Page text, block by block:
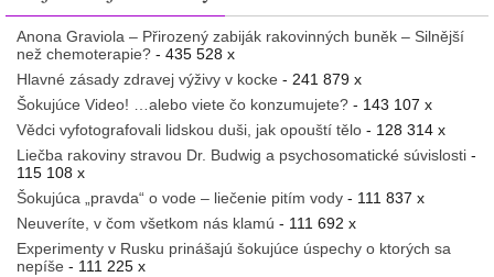
Anona Graviola – Přirozený zabiják rakovinných buněk – Silnější
než chemoterapie? - 435 528 x
Hlavné zásady zdravej výživy v kocke - 241 879 x
Šokujúce Video! …alebo viete čo konzumujete? - 143 107 x
Vědci vyfotografovali lidskou duši, jak opouští tělo - 128 314 x
Liečba rakoviny stravou Dr. Budwig a psychosomatické súvislosti -
115 108 x
Šokujúca „pravda“ o vode – liečenie pitím vody - 111 837 x
Neuveríte, v čom všetkom nás klamú - 111 692 x
Experimenty v Rusku prinášajú šokujúce úspechy o ktorých sa
nepíše - 111 225 x